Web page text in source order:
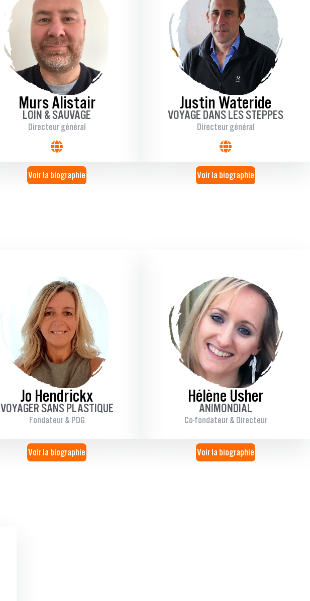
Murs Alistair
LOIN & SAUVAGE
Directeur général
Voir la biographie
Justin Wateride
VOYAGE DANS LES STEPPES
Directeur général
Voir la biographie
Jo Hendrickx
VOYAGER SANS PLASTIQUE
Fondateur & PDG
Voir la biographie
Hélène Usher
ANIMONDIAL
Co-fondateur & Directeur
Voir la biographie